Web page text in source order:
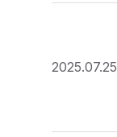
2025.07.25